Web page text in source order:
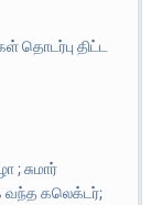
தொடர்பு திட்ட
; சுமார்
வந்த கலெக்டர்;